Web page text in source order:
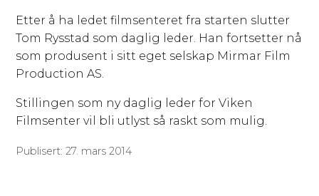
Etter å ha ledet filmsenteret fra starten slutter
Tom Rysstad som daglig leder. Han fortsetter nå
som produsent i sitt eget selskap Mirmar Film
Production AS.
Stillingen som ny daglig leder for Viken
Filmsenter vil bli utlyst så raskt som mulig.
Publisert: 27. mars 2014